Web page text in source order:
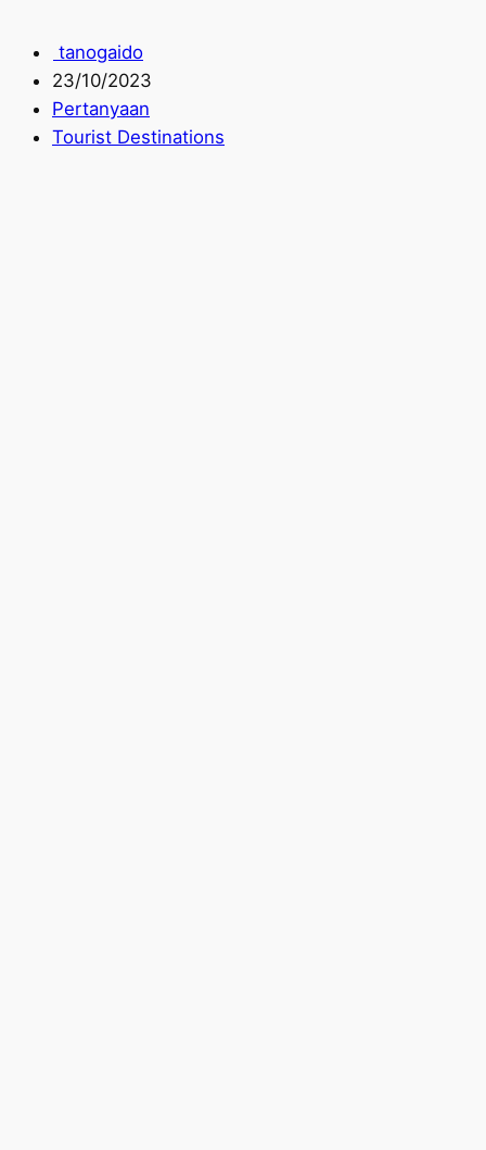
tanogaido
23/10/2023
Pertanyaan
Tourist Destinations